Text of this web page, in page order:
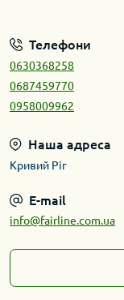
Телефони
0630368258
0687459770
0958009962
Наша адреса
Кривий Ріг
E-mail
info@fairline.com.ua